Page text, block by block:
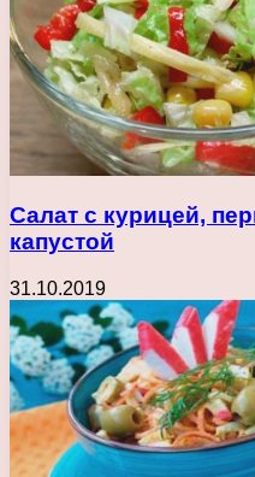
Салат с курицей,
капустой
31.10.2019